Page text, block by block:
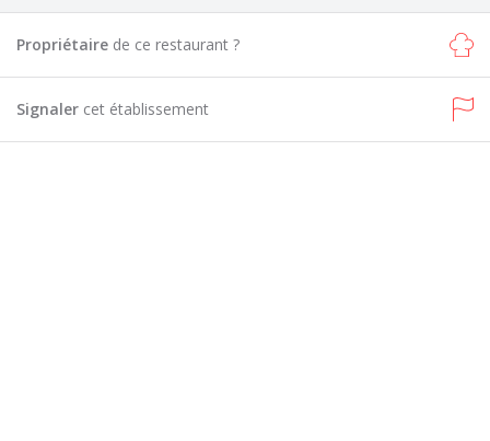
Propriétaire de ce restaurant ?
Signaler cet établissement